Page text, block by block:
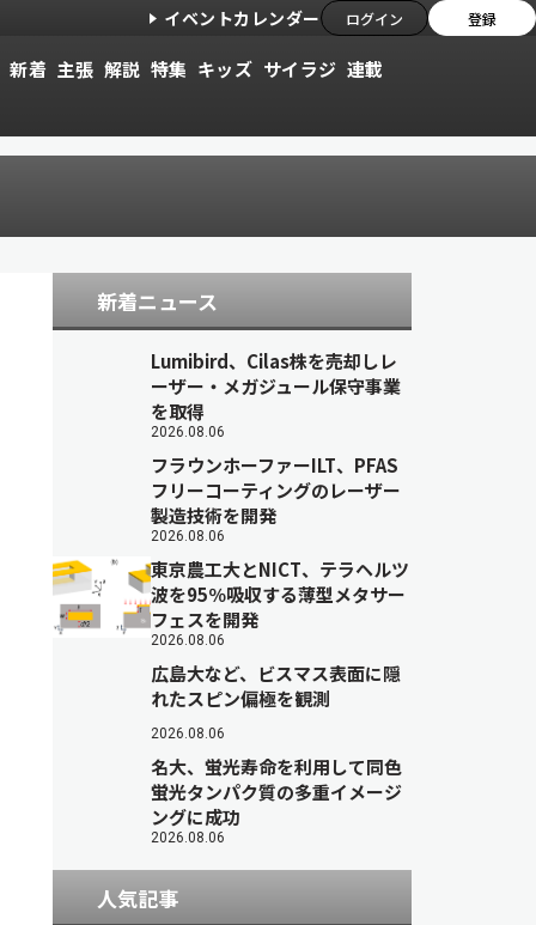
イベントカレンダー ログイン 登録
新着 主張 解説 特集 キッズ サイラジ 連載
新着ニュース
Lumibird、Cilas株を売却しレ
ーザー・メガジュール保守事業
を取得
2026.08.06
フラウンホーファーILT、PFAS
フリーコーティングのレーザー
製造技術を開発
2026.08.06
東京農工大とNICT、テラヘルツ
波を95％吸収する薄型メタサー
フェスを開発
2026.08.06
広島大など、ビスマス表面に隠
れたスピン偏極を観測
2026.08.06
名大、蛍光寿命を利用して同色
蛍光タンパク質の多重イメージ
ングに成功
2026.08.06
人気記事